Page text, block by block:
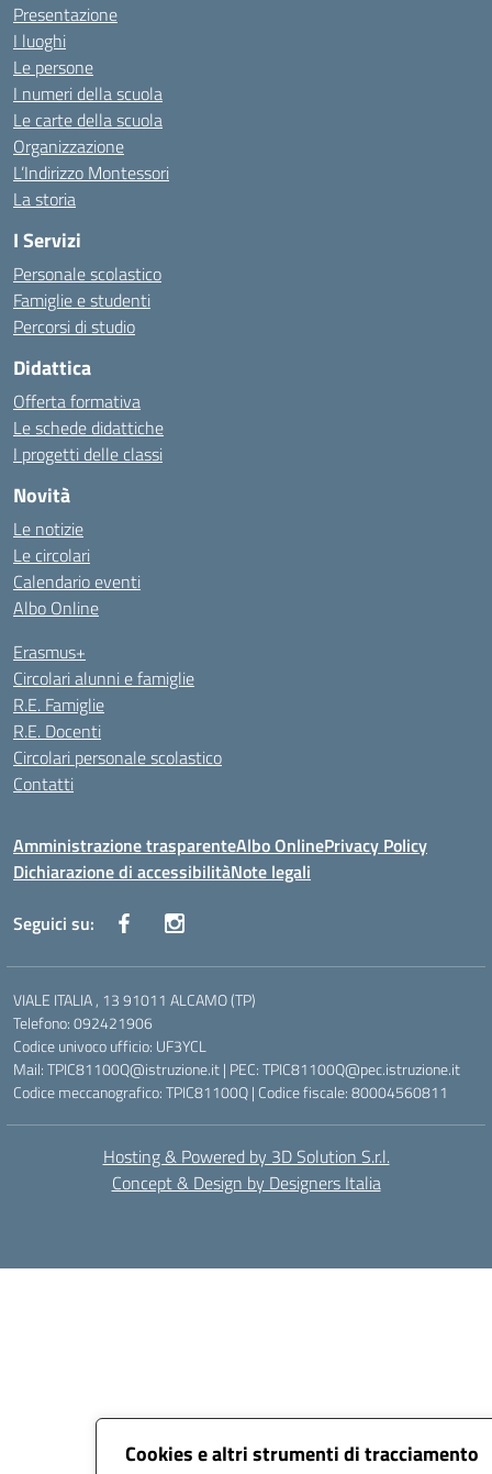
Cookies e altri strumenti di tracciamento
Presentazione
I luoghi
Le persone
I numeri della scuola
Le carte della scuola
Organizzazione
L’Indirizzo Montessori
La storia
I Servizi
Personale scolastico
Famiglie e studenti
Percorsi di studio
Didattica
Offerta formativa
Le schede didattiche
I progetti delle classi
Novità
Le notizie
Le circolari
Calendario eventi
Albo Online
Erasmus+
Circolari alunni e famiglie
R.E. Famiglie
R.E. Docenti
Circolari personale scolastico
Contatti
Amministrazione trasparenteAlbo OnlinePrivacy Policy
Dichiarazione di accessibilitàNote legali
Seguici su:
VIALE ITALIA , 13 91011 ALCAMO (TP)
Telefono: 092421906
Codice univoco ufficio: UF3YCL
Mail: TPIC81100Q@istruzione.it | PEC: TPIC81100Q@pec.istruzione.it
Codice meccanografico: TPIC81100Q | Codice fiscale: 80004560811
Hosting & Powered by 3D Solution S.r.l.
Concept & Design by Designers Italia